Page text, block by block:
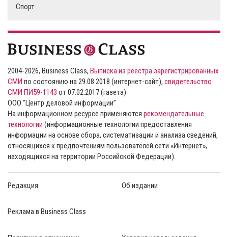
Спорт
2004-2026, Business Class, Выписка из реестра зарегистрированных
СМИ по состоянию на 29.08.2018 (интернет-сайт), свидетельство
СМИ ПИ59-1143 от 07.02.2017 (газета)
ООО “Центр деловой информации”
На информационном ресурсе применяются рекомендательные
технологии (информационные технологии предоставления
информации на основе сбора, систематизации и анализа сведений,
относящихся к предпочтениям пользователей сети «Интернет»,
находящихся на территории Российской Федерации).
Редакция Об издании
Реклама в Business Class